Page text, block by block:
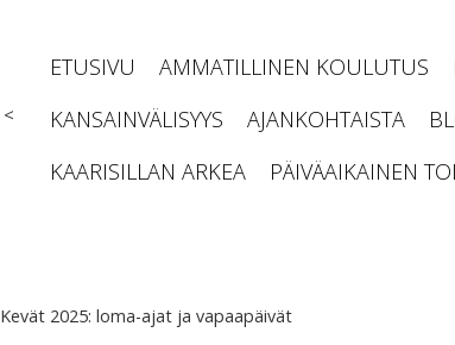
<
ETUSIVU AMMATILLINEN KOULUTUS
KANSAINVÄLISYYS
AJANKOHTAISTA
KAARISILLAN ARKEA
PÄIVÄAIKAINEN
Kevät 2025: loma-ajat ja vapaapäivät